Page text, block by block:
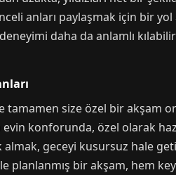
anları paylaşmak için bir
daha da anlamlı
tamamen size özel bir
evin konforunda, özel olarak
geceyi kusursuz hale
planlanmış bir akşam, hem